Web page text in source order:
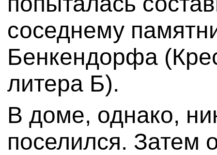
соседнему
Бенкендорфа
литера Б).
В доме, однако,
поселился. Затем